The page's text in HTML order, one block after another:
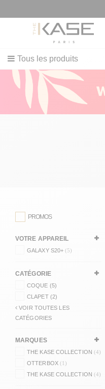
Tous les produits
PROMOS
VOTRE APPAREIL
GALAXY S20+(5)
CATÉGORIE
COQUE (5)
CLAPET (2)
VOIR TOUTES LES
CATÉGORIES
MARQUES
THE KASE COLLECTION (4)
OTTERBOX (1)
THE KASE COLLECTION (4)